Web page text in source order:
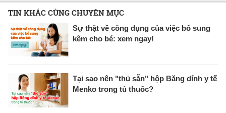
TIN KHÁC CÙNG CHUYÊN MỤC
Sự thật về công dụng của việc bổ sung
kẽm cho bé: xem ngay!
Tại sao nên "thủ sẵn" hộp Băng dính y tế
Menko trong tủ thuốc?